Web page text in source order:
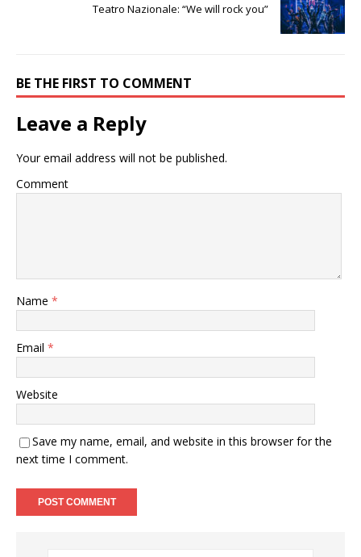
Teatro Nazionale: “We will rock you”
BE THE FIRST TO COMMENT
Leave a Reply
Your email address will not be published.
Comment
Name *
Email *
Website
Save my name, email, and website in this browser for the
next time I comment.